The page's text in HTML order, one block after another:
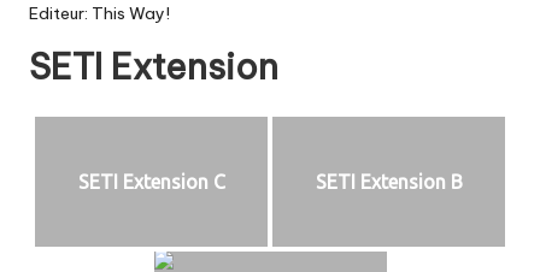
Editeur: This Way!
SETI Extension
SETI Extension C SETI Extension B